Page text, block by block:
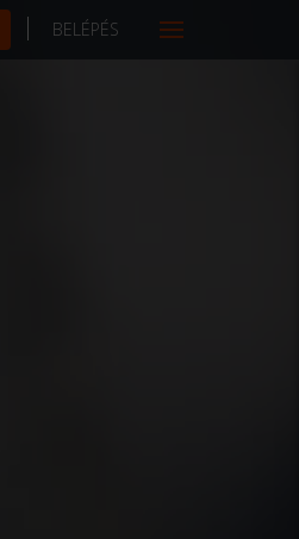
BELÉPÉS